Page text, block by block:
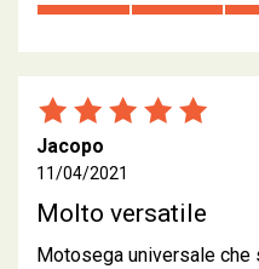
Jacopo
11/04/2021
Molto versatile
Motosega universale